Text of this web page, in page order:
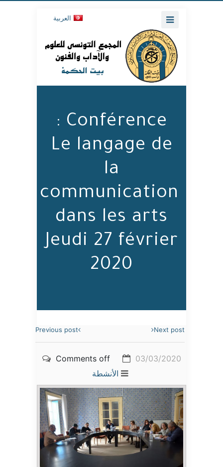
العربية
Conférence :
Le langage de
la
communication
dans les arts
Jeudi 27 février
2020
Previous post Next post
03/03/2020
Comments off
الأنشطة